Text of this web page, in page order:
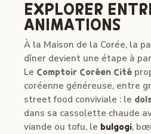
EXPLORER
ANIMATIONS
À la Maison de la Corée, la
dîner devient une étape à
Le Comptoir Coréen Cité
coréenne généreuse, entre
street food conviviale : le
dans sa cassolette chaude
viande ou tofu, le bulgogi,